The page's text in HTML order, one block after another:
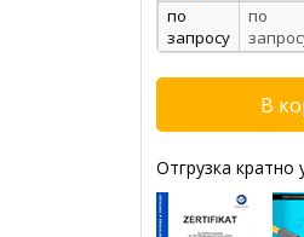
по
запросу
по
Отгрузка кратно